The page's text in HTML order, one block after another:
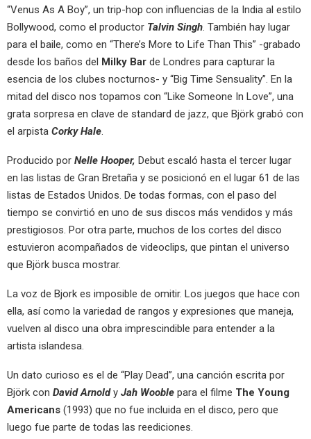
“Venus As A Boy”, un trip-hop con influencias de la India al estilo
Bollywood, como el productor Talvin Singh. También hay lugar
para el baile, como en “There’s More to Life Than This” -grabado
desde los baños del Milky Bar de Londres para capturar la
esencia de los clubes nocturnos- y “Big Time Sensuality”. En la
mitad del disco nos topamos con “Like Someone In Love”, una
grata sorpresa en clave de standard de jazz, que Björk grabó con
el arpista Corky Hale.
Producido por Nelle Hooper, Debut escaló hasta el tercer lugar
en las listas de Gran Bretaña y se posicionó en el lugar 61 de las
listas de Estados Unidos. De todas formas, con el paso del
tiempo se convirtió en uno de sus discos más vendidos y más
prestigiosos. Por otra parte, muchos de los cortes del disco
estuvieron acompañados de videoclips, que pintan el universo
que Björk busca mostrar.
La voz de Bjork es imposible de omitir. Los juegos que hace con
ella, así como la variedad de rangos y expresiones que maneja,
vuelven al disco una obra imprescindible para entender a la
artista islandesa.
Un dato curioso es el de “Play Dead”, una canción escrita por
Björk con David Arnoldy Jah Wooble para el filme The Young
Americans (1993) que no fue incluida en el disco, pero que
luego fue parte de todas las reediciones.